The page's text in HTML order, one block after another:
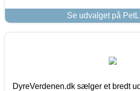
Se udvalget på
DyreVerdenen.dk sælger et bredt